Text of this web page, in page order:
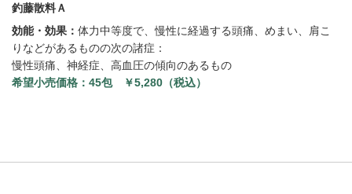
釣藤散料Ａ
効能・効果： 体力中等度で、慢性に経過する頭痛、めまい、肩こ
りなどがあるものの次の諸症：
慢性頭痛、神経症、高血圧の傾向のあるもの
希望小売価格： 45包 ￥5,280（税込）